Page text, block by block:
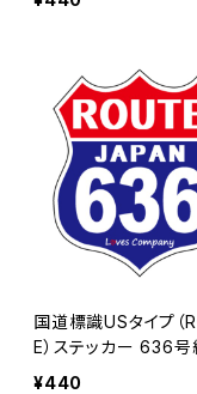
国道標識USタイプ（
E）ステッカー 636号
¥440